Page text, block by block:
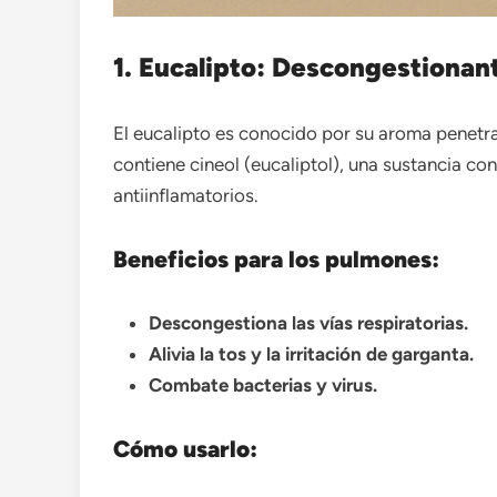
1. Eucalipto:
El eucalipto es conocido por su aroma
contiene cineol (eucaliptol), una sustancia
antiinflamatorios.
Beneficios para los pulmones:
Descongestiona las vías respiratorias.
Alivia la tos y la irritación de garganta.
Combate bacterias y virus.
Cómo usarlo: